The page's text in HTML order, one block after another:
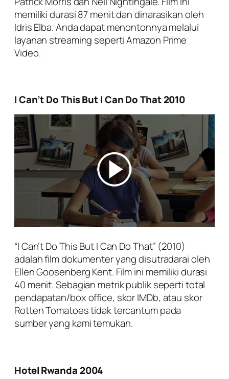
memiliki durasi 87 menit dan dinarasikan oleh
Idris Elba. Anda dapat menontonnya melalui
layanan streaming seperti Amazon Prime
Video.
I Can’t Do This But I Can Do That 2010
“I Can’t Do This But I Can Do That” (2010)
adalah film dokumenter yang disutradarai oleh
Ellen Goosenberg Kent. Film ini memiliki durasi
40 menit. Sebagian metrik publik seperti total
pendapatan/box office, skor IMDb, atau skor
Rotten Tomatoes tidak tercantum pada
sumber yang kami temukan.
Hotel Rwanda 2004